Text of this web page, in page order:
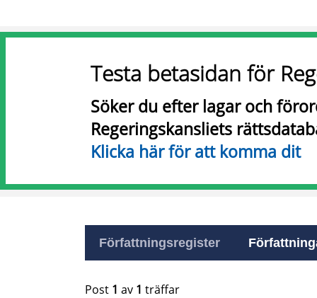
Testa betasidan för
Söker du efter lagar och
Regeringskansliets
Klicka här för att komma dit
Författningsregister
Post 1 av 1 träffar